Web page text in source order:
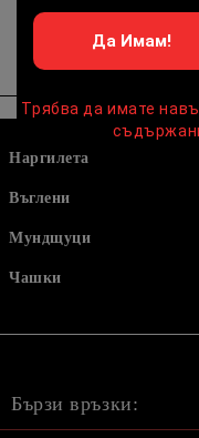
Наргилета
Въглени
Мундщуци
Чашки
Бързи връзки:
Да Имам!
Трябва да имате